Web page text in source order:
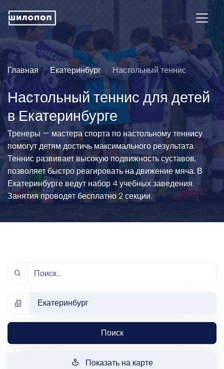
Главная Екатеринбург Настольный теннис
Настольный теннис для детей
в Екатеринбурге
Тренеры — мастера спорта по настольному теннису
помогут детям достичь максимального результата.
Теннис развивает высокую подвижность суставов,
позволяет быстро реагировать на движение мяча. В
Екатеринбурге ведут набор 4 учебных заведения.
Занятия проводят бесплатно 2 секции.
Екатеринбург
Поиск
Показать на карте